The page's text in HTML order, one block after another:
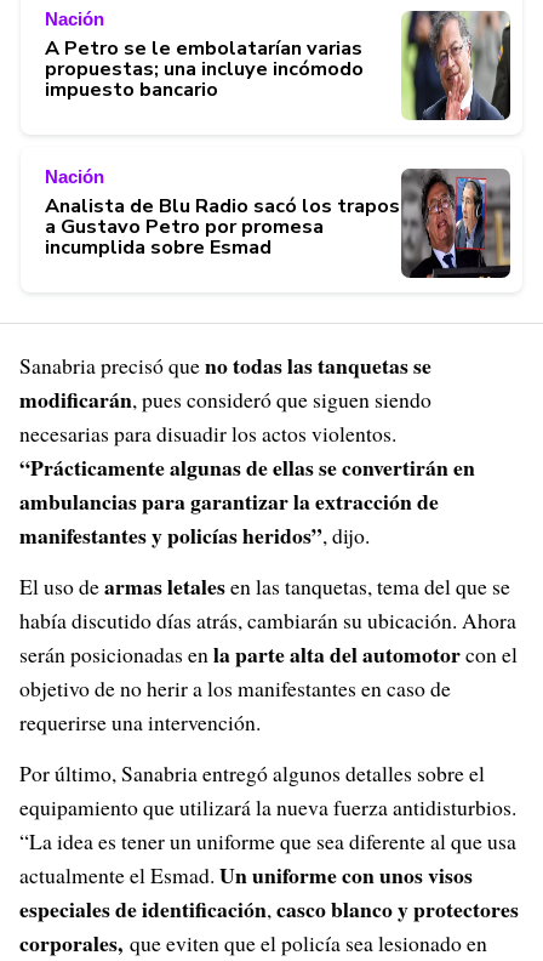
Nación
A Petro se le embolatarían varias
propuestas; una incluye incómodo
impuesto bancario
Nación
Analista de Blu Radio sacó los trapos
a Gustavo Petro por promesa
incumplida sobre Esmad
Sanabria precisó queno todas las tanquetas se
modificarán, pues consideró que siguen siendo
necesarias para disuadir los actos violentos.
“Prácticamente algunas de ellas se convertirán en
ambulancias para garantizar la extracción de
manifestantes y policías heridos”, dijo.
El uso dearmas letalesen las tanquetas, tema del que se
había discutido días atrás, cambiarán su ubicación. Ahora
serán posicionadas enla parte alta del automotorcon el
objetivo de no herir a los manifestantes en caso de
requerirse una intervención.
Por último, Sanabria entregó algunos detalles sobre el
equipamiento que utilizará la nueva fuerza antidisturbios.
“La idea es tener un uniforme que sea diferente al que usa
actualmente el Esmad. Un uniforme con unos visos
especiales de identificación,cascoblanco y protectores
corporales, que eviten que el policía sea lesionado en